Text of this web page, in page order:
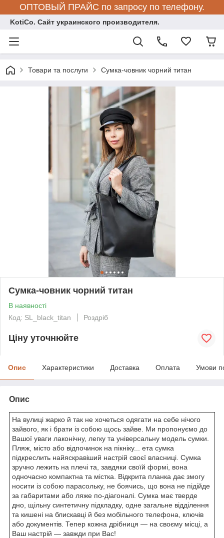
ОПТОВЫЙ ПРАЙС по запросу по телефону.
KotiCo. Сайт украинского производителя.
Товари та послуги Сумка-човник чорний титан
Сумка-човник чорний титан
В наявності
Код: SL_black_titan
Роздріб
Ціну уточнюйте
Опис Характеристики Доставка Оплата Умови
Опис
На вулиці жарко й так не хочеться одягати на себе нічого
зайвого, як і брати із собою щось зайве. Ми пропонуємо до
Вашої уваги лаконічну, легку та універсальну модель сумки.
Пляж, місто або відпочинок на пікніку... ета сумка
підкреслить найяскравіший настрій своєї власниці. Сумка
зручно лежить на плечі та, завдяки своїй формі, вона
одночасно компактна та містка. Відкрита планка дає змогу
носити із собою парасольку, не боячись, що вона не підійде
за габаритами або ляже по-діагоналі. Сумка має тверде
дно, щільну синтетичну підкладку, одне загальне відділення
та кишені на блискавці й без мобільного телефона, ключів
або документів. Тепер кожна дрібниця — на своєму місці, а
Ваш настрій — завжди при Вас!